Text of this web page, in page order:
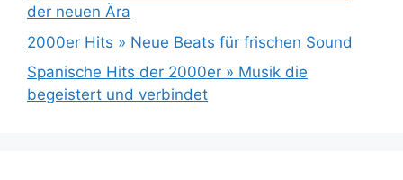
der neuen Ära
2000er Hits » Neue Beats für frischen Sound
Spanische Hits der 2000er » Musik die
begeistert und verbindet